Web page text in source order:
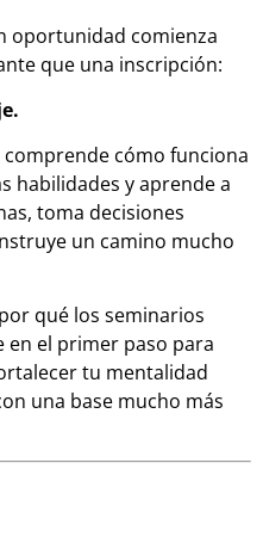
oportunidad comienza
que una inscripción:
cómo funciona
habilidades y aprende a
toma decisiones
un camino mucho
qué los seminarios
el primer paso para
tu mentalidad
una base mucho más